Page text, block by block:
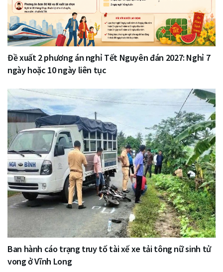
Đề xuất 2 phương án nghỉ Tết Nguyên đán 2027: Nghỉ 7
ngày hoặc 10 ngày liên tục
Ban hành cáo trạng truy tố tài xế xe tải tông nữ sinh tử
vong ở Vĩnh Long